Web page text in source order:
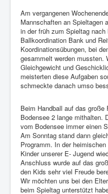
Am vergangenen
Mannschaften an Spieltagen
in der früh zum Spieltag nach
Ballkoordination Bank und
Koordinationsübungen, bei
gesammelt werden mussten.
Gleichgewicht und
meisterten diese Aufgaben
schmeckte danach umso
Beim Handball auf das
Bodensee 2 lange mithalten.
vom Bodensee immer einen
Am Sonntag stand dann
Programm. In der
Kinder unserer E- Jugend
Anschluss wurde auf das
den Kids sehr viel Freude
Wir möchten uns bei den
beim Spieltag unterstützt